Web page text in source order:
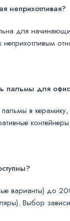
неприхотливая?
для
пальмы для
в
варианты) до
Выбор